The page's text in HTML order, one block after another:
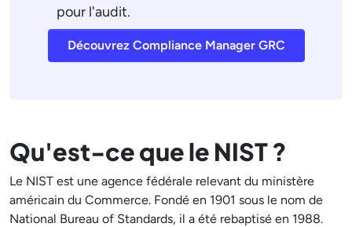
pour l'audit.
Découvrez Compliance Manager GRC
Qu'est-ce que le NIST ?
Le NIST est une agence fédérale relevant du ministère
américain du Commerce. Fondé en 1901 sous le nom de
National Bureau of Standards, il a été rebaptisé en 1988.